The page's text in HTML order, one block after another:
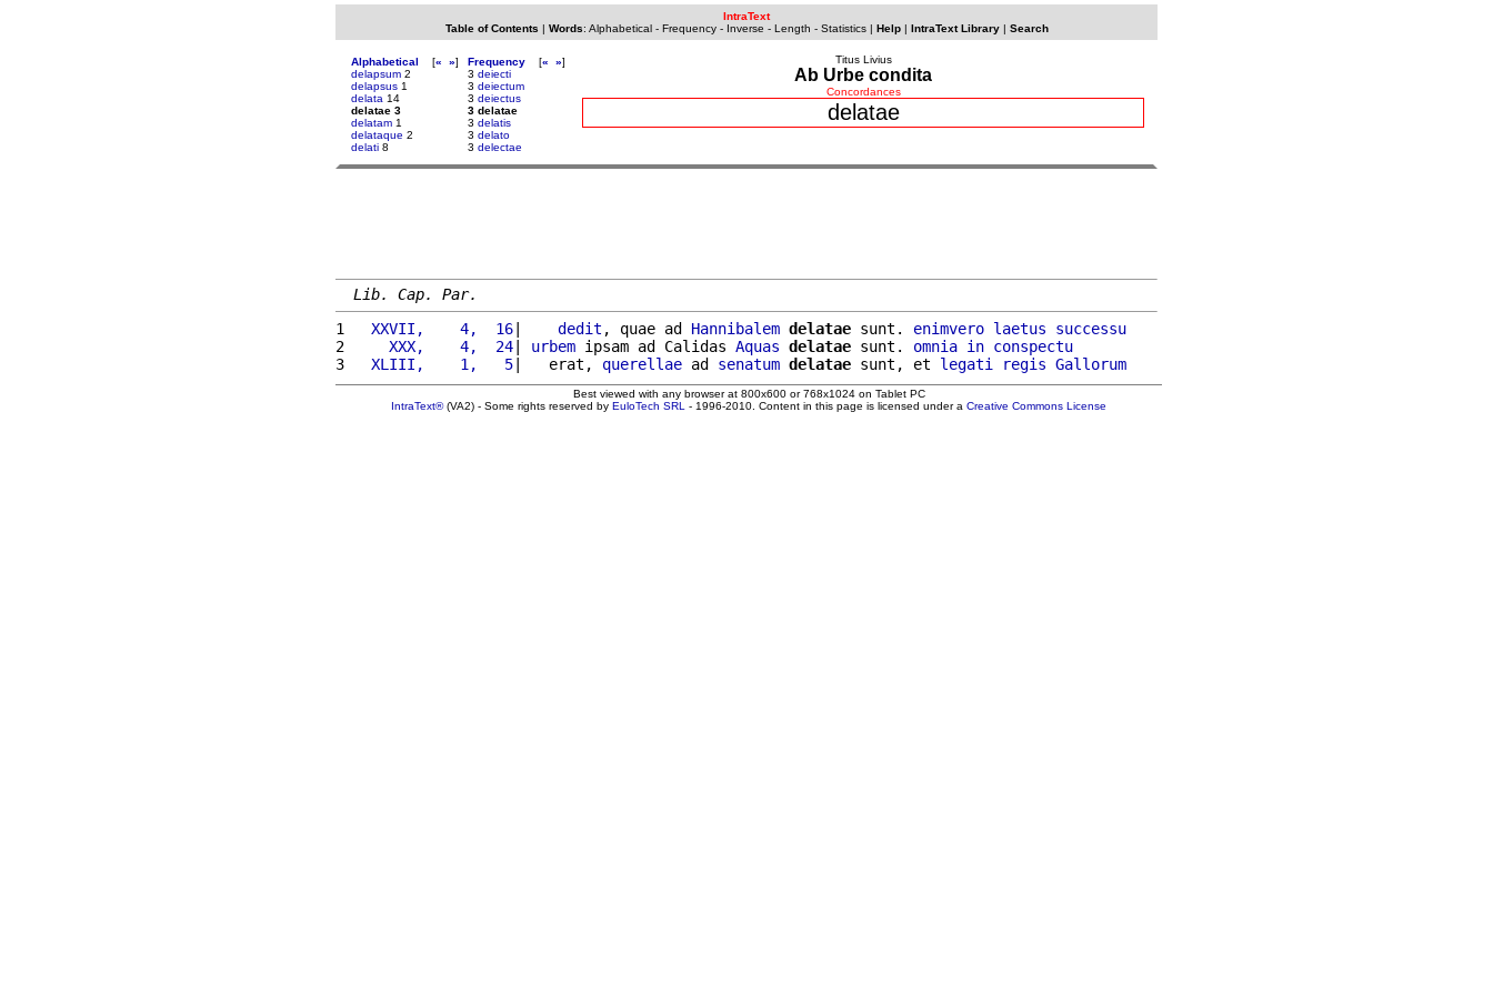
IntraText
Table of Contents | Words: Alphabetical- Frequency- Inverse - Length - Statistics| Help| IntraText Library| Search
Alphabetical [« »]
delapsum 2
delapsus 1
delata 14
delatae 3
delatam 1
delataque 2
delati 8
Frequency [« »]
3 deiecti
3 deiectum
3 deiectus
3 delatae
3 delatis
3 delato
3 delectae
Titus Livius
Ab Urbe condita
Concordances
delatae
Lib. Cap. Par.
1
  XXVII,    4,  16
| dedit , quae ad Hannibalem delatae sunt. enimvero laetus
successu
2
    XXX,    4,  24
| urbem ipsam ad Calidas Aquas delatae sunt. omnia in conspectu
3
  XLIII,    1,   5
|   erat, querellae ad senatum delatae sunt, et legati regis Gallorum
Best viewed with any browser at 800x600 or 768x1024 on Tablet PC
IntraText®(VA2) - Some rights reserved by EuloTech SRL - 1996-2010. Content in this page is licensed under a Creative Commons License